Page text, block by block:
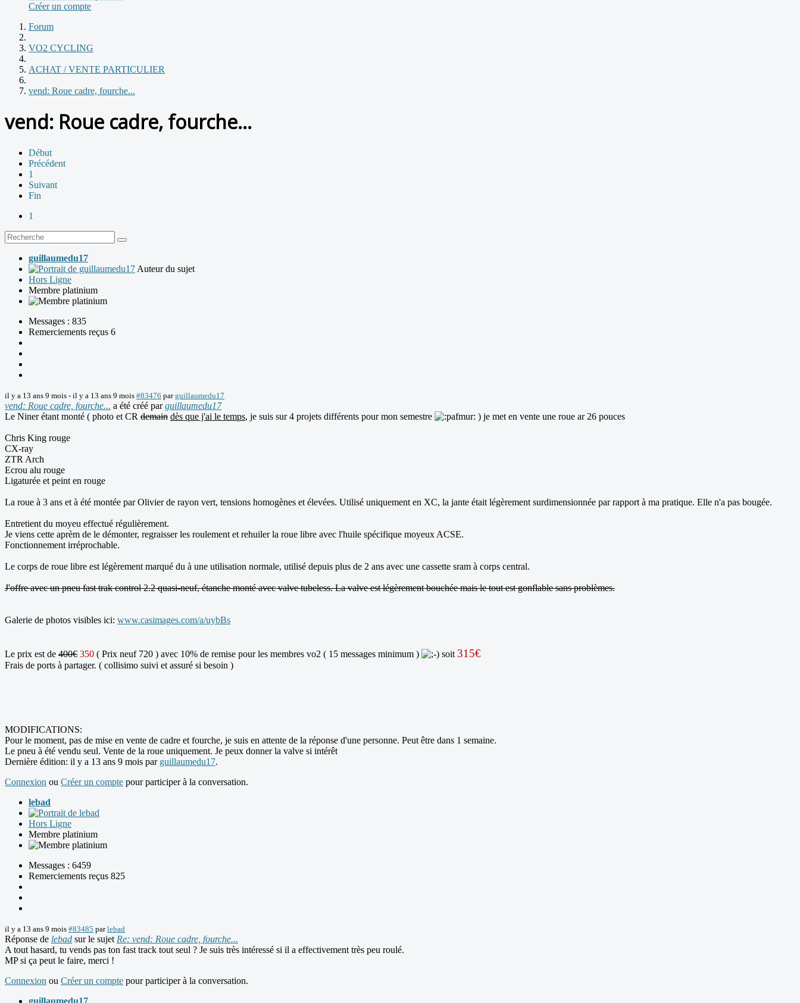
Créer un compte
Forum
VO2 CYCLING
ACHAT / VENTE PARTICULIER
vend: Roue cadre, fourche...
vend: Roue cadre, fourche...
Début
Précédent
1
Suivant
Fin
1
guillaumedu17
Auteur du sujet
Hors Ligne
Membre platinium
Messages : 835
Remerciements reçus 6
il y a 13 ans 9 mois - il y a 13 ans 9 mois #83476 parguillaumedu17
vend: Roue cadre, fourche... a été créé parguillaumedu17
Le Niner étant monté ( photo et CR demain dès que j'ai le temps, je suis sur 4 projets différents pour mon semestre ) je met en vente une roue ar 26 pouces
Chris King rouge
CX-ray
ZTR Arch
Ecrou alu rouge
Ligaturée et peint en rouge
La roue à 3 ans et à été montée par Olivier de rayon vert, tensions homogènes et élevées. Utilisé uniquement en XC, la jante était légèrement surdimensionnée par rapport à ma pratique. Elle n'a pas bougée.
Entretient du moyeu effectué régulièrement.
Je viens cette aprèm de le démonter, regraisser les roulement et rehuiler la roue libre avec l'huile spécifique moyeux ACSE.
Fonctionnement irréprochable.
Le corps de roue libre est légèrement marqué du à une utilisation normale, utilisé depuis plus de 2 ans avec une cassette sram à corps central.
J'offre avec un pneu fast trak control 2.2 quasi-neuf, étanche monté avec valve tubeless. La valve est légèrement bouchée mais le tout est gonflable sans problèmes.
Galerie de photos visibles ici: www.casimages.com/a/uybBs
Le prix est de 400€ 350 ( Prix neuf 720 ) avec 10% de remise pour les membres vo2 ( 15 messages minimum ) soit 315€
Frais de ports à partager. ( collisimo suivi et assuré si besoin )
MODIFICATIONS:
Pour le moment, pas de mise en vente de cadre et fourche, je suis en attente de la réponse d'une personne. Peut être dans 1 semaine.
Le pneu à été vendu seul. Vente de la roue uniquement. Je peux donner la valve si intérêt
Dernière édition: il y a 13 ans 9 mois par guillaumedu17.
Connexion ou Créer un compte pour participer à la conversation.
lebad
Hors Ligne
Membre platinium
Messages : 6459
Remerciements reçus 825
il y a 13 ans 9 mois #83485 parlebad
Réponse de lebad sur le sujet Re: vend: Roue cadre, fourche...
A tout hasard, tu vends pas ton fast track tout seul ? Je suis très intéressé si il a effectivement très peu roulé.
MP si ça peut le faire, merci !
Connexion ou Créer un compte pour participer à la conversation.
guillaumedu17